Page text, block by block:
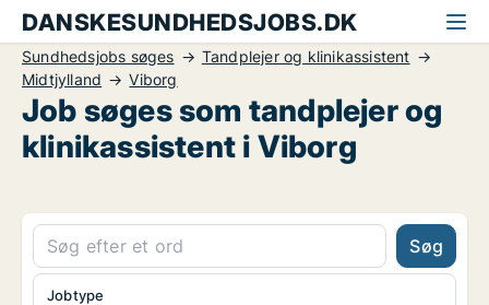
DANSKESUNDHEDSJOBS.DK
Sundhedsjobs søges
Tandplejer og klinikassistent
Midtjylland
Viborg
Job søges som tandplejer og
klinikassistent i Viborg
Søg
Jobtype